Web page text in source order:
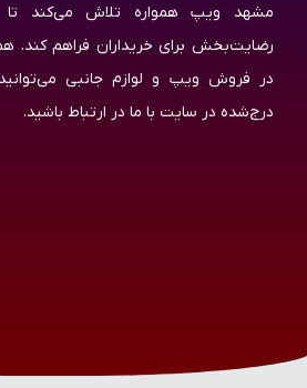
مشهد ویپ همواره تلاش می‌کند تا
رضایت‌بخش برای خریداران فراهم
در فروش ویپ و لوازم جانبی
درج‌شده در سایت با ما در ارتباط باشید.